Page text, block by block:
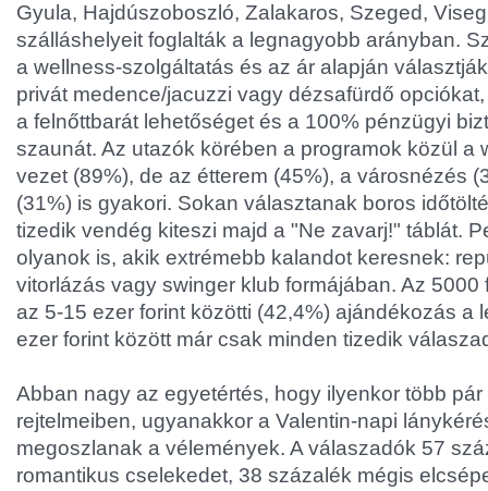
Gyula, Hajdúszoboszló, Zalakaros, Szeged,
szálláshelyeit foglalták a legnagyobb arányban.
a wellness-szolgáltatás és az ár alapján
privát medence/jacuzzi vagy dézsafürdő
a felnőttbarát lehetőséget és a 100% pénzügyi
szaunát. Az utazók körében a programok közül a
vezet (89%), de az étterem (45%), a városnézés
(31%) is gyakori. Sokan választanak boros
tizedik vendég kiteszi majd a "Ne zavarj!" táblát.
olyanok is, akik extrémebb kalandot keresnek:
vitorlázás vagy swinger klub formájában. Az 5000
az 5-15 ezer forint közötti (42,4%) ajándékozás a
ezer forint között már csak minden tizedik
Abban nagy az egyetértés, hogy ilyenkor több
rejtelmeiben, ugyanakkor a Valentin-napi
megoszlanak a vélemények. A válaszadók 57
romantikus cselekedet, 38 százalék mégis